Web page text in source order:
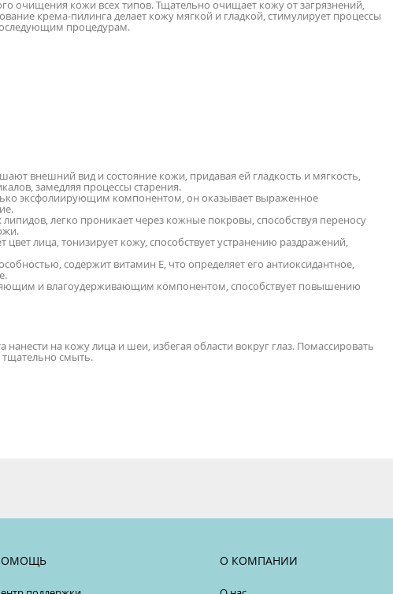
очищения кожи всех типов. Тщательно очищает кожу от загрязнений,
крема-пилинга делает кожу мягкой и гладкой, стимулирует процессы
процедурам.
внешний вид и состояние кожи, придавая ей гладкость и мягкость,
замедляя процессы старения.
эксфолиирующим компонентом, он оказывает выраженное
липидов, легко проникает через кожные покровы, способствуя переносу
цвет лица, тонизирует кожу, способствует устранению раздражений,
содержит витамин Е, что определяет его антиоксидантное,
и влагоудерживающим компонентом, способствует повышению
на кожу лица и шеи, избегая области вокруг глаз. Помассировать
смыть.
О КОМПАНИИ